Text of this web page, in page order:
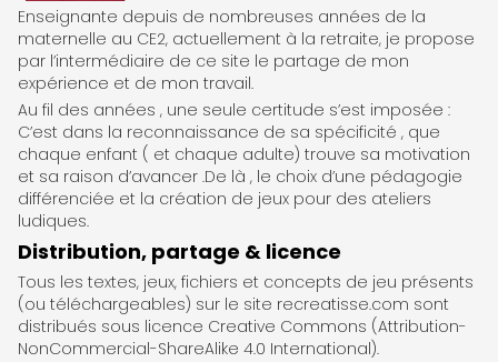
ReCreatisse
Enseignante depuis de nombreuses années de la
maternelle au CE2, actuellement à la retraite, je propose
par l’intermédiaire de ce site le partage de mon
expérience et de mon travail.
Au fil des années , une seule certitude s’est imposée :
C’est dans la reconnaissance de sa spécificité , que
chaque enfant ( et chaque adulte) trouve sa motivation
et sa raison d’avancer .De là , le choix d’une pédagogie
différenciée et la création de jeux pour des ateliers
ludiques.
Distribution, partage & licence
Tous les textes, jeux, fichiers et concepts de jeu présents
(ou téléchargeables) sur le site recreatisse.com sont
distribués sous licence Creative Commons (Attribution-
NonCommercial-ShareAlike 4.0 International).